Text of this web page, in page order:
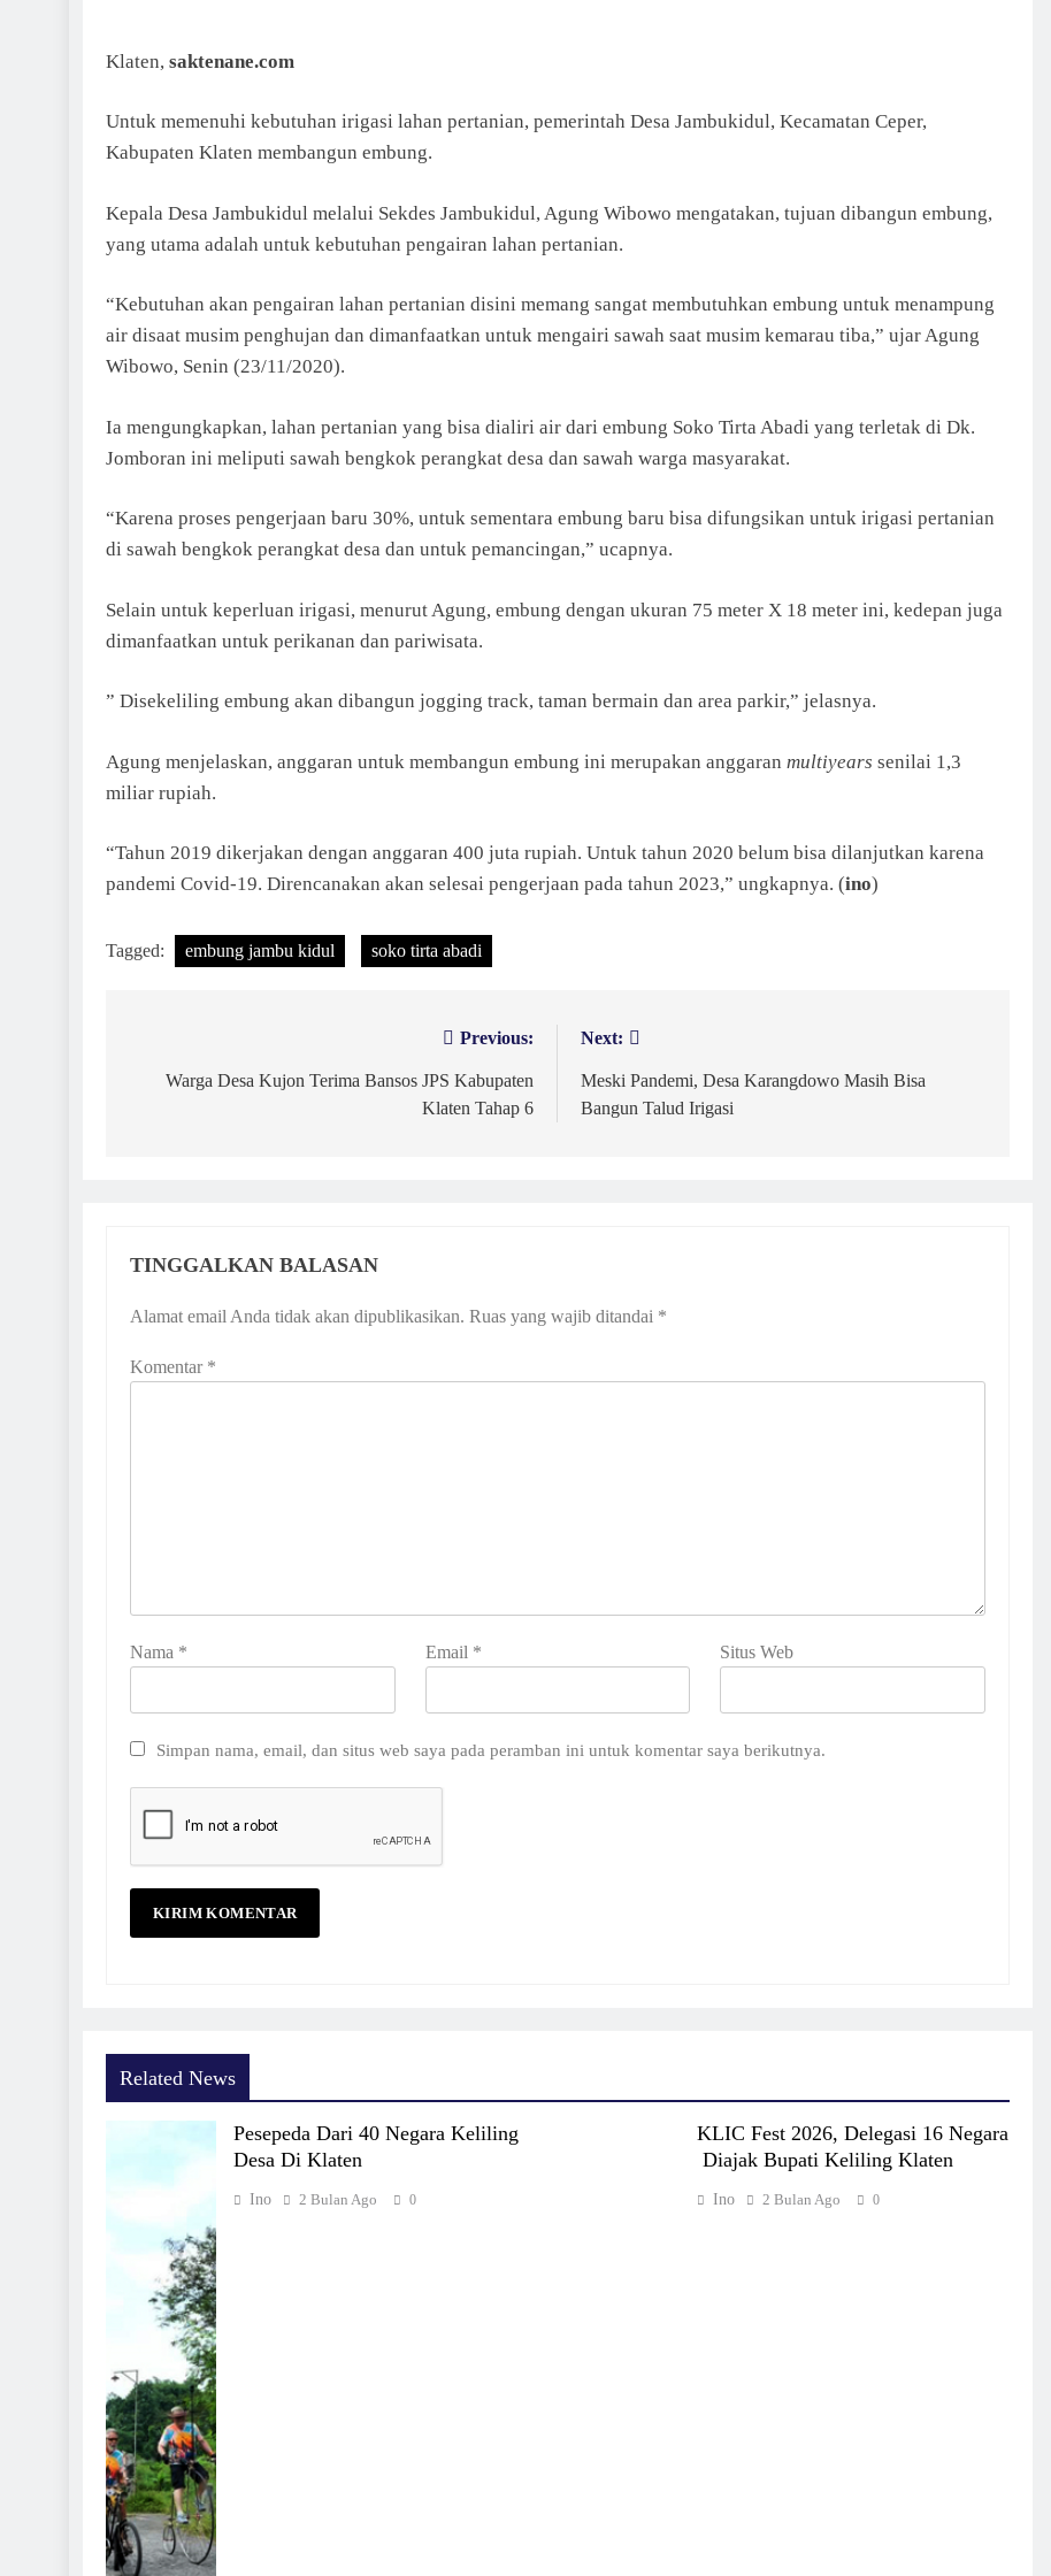
Klaten, saktenane.com
Untuk memenuhi kebutuhan irigasi lahan pertanian, pemerintah Desa Jambukidul, Kecamatan Ceper,
Kabupaten Klaten membangun embung.
Kepala Desa Jambukidul melalui Sekdes Jambukidul, Agung Wibowo mengatakan, tujuan dibangun embung,
yang utama adalah untuk kebutuhan pengairan lahan pertanian.
“Kebutuhan akan pengairan lahan pertanian disini memang sangat membutuhkan embung untuk menampung
air disaat musim penghujan dan dimanfaatkan untuk mengairi sawah saat musim kemarau tiba,” ujar Agung
Wibowo, Senin (23/11/2020).
Ia mengungkapkan, lahan pertanian yang bisa dialiri air dari embung Soko Tirta Abadi yang terletak di Dk.
Jomboran ini meliputi sawah bengkok perangkat desa dan sawah warga masyarakat.
“Karena proses pengerjaan baru 30%, untuk sementara embung baru bisa difungsikan untuk irigasi pertanian
di sawah bengkok perangkat desa dan untuk pemancingan,” ucapnya.
Selain untuk keperluan irigasi, menurut Agung, embung dengan ukuran 75 meter X 18 meter ini, kedepan juga
dimanfaatkan untuk perikanan dan pariwisata.
” Disekeliling embung akan dibangun jogging track, taman bermain dan area parkir,” jelasnya.
Agung menjelaskan, anggaran untuk membangun embung ini merupakan anggaran multiyears senilai 1,3
miliar rupiah.
“Tahun 2019 dikerjakan dengan anggaran 400 juta rupiah. Untuk tahun 2020 belum bisa dilanjutkan karena
pandemi Covid-19. Direncanakan akan selesai pengerjaan pada tahun 2023,” ungkapnya. (ino)
Tagged: embung jambu kidul soko tirta abadi
pos
Previous:
Warga Desa Kujon Terima Bansos JPS Kabupaten
Klaten Tahap 6
Next:
Meski Pandemi, Desa Karangdowo Masih Bisa
Bangun Talud Irigasi
TINGGALKAN BALASAN
Alamat email Anda tidak akan dipublikasikan. Ruas yang wajib ditandai *
Komentar *
Nama * Email * Situs Web
Simpan nama, email, dan situs web saya pada peramban ini untuk komentar saya berikutnya.
Related News
Pesepeda Dari 40 Negara Keliling
Desa Di Klaten
Ino 2 Bulan Ago 0
KLIC Fest 2026, Delegasi 16 Negara
Diajak Bupati Keliling Klaten
Ino 2 Bulan Ago 0